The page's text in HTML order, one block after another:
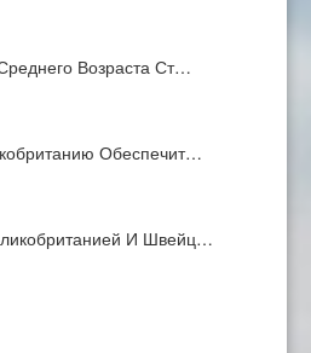
Возраста Ст…
Обеспечит…
И Швейц…